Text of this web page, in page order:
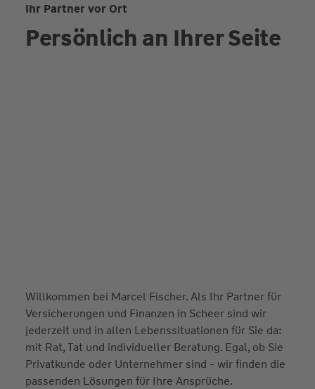
Ihr Partner vor Ort
Persönlich an Ihrer Seite
Willkommen bei Marcel Fischer. Als Ihr Partner für
Versicherungen und Finanzen in Scheer sind wir
jederzeit und in allen Lebenssituationen für Sie da:
mit Rat, Tat und individueller Beratung. Egal, ob Sie
Privatkunde oder Unternehmer sind - wir finden die
passenden Lösungen für Ihre Ansprüche.